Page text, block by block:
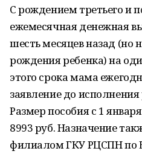
С рождением третьего и
ежемесячная денежная
шесть месяцев назад (но
рождения ребенка) на
этого срока мама
заявление до исполнения
Размер пособия с 1
8993 руб. Назначение
филиалом ГКУ РЦСПН по